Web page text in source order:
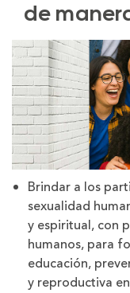
de
Brindar a los
sexualidad
y espiritual, con
humanos, para
educación,
y reproductiva